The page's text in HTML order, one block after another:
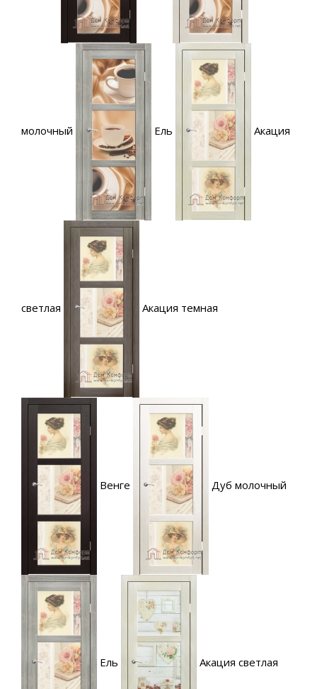
молочный Ель Акация
светлая Акация темная
Венге Дуб молочный
Ель Акация светлая